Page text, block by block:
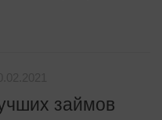
займов